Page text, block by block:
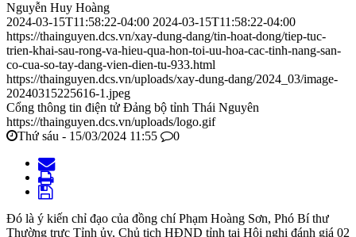
Nguyễn Huy Hoàng
2024-03-15T11:58:22-04:00 2024-03-15T11:58:22-04:00
https://thainguyen.dcs.vn/xay-dung-dang/tin-hoat-dong/tiep-tuc-
trien-khai-sau-rong-va-hieu-qua-hon-toi-uu-hoa-cac-tinh-nang-san-
co-cua-so-tay-dang-vien-dien-tu-933.html
https://thainguyen.dcs.vn/uploads/xay-dung-dang/2024_03/image-
20240315225616-1.jpeg
Cổng thông tin điện tử Đảng bộ tỉnh Thái Nguyên
https://thainguyen.dcs.vn/uploads/logo.gif
Thứ sáu - 15/03/2024 11:55
0
Đó là ý kiến chỉ đạo của đồng chí Phạm Hoàng Sơn, Phó Bí thư
Thường trực Tỉnh ủy, Chủ tịch HĐND tỉnh tại Hội nghị đánh giá 02